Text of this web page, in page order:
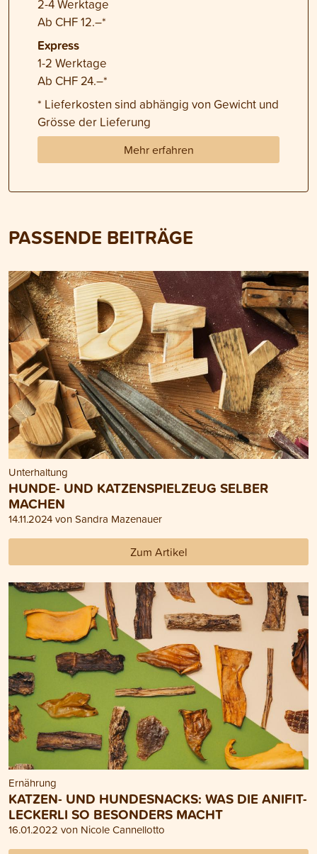
2-4 Werktage
Ab CHF 12.–*
Express
1-2 Werktage
Ab CHF 24.–*
* Lieferkosten sind abhängig von Gewicht und
Grösse der Lieferung
Mehr erfahren
PASSENDE BEITRÄGE
Unterhaltung
HUNDE- UND KATZENSPIELZEUG SELBER
MACHEN
14.11.2024 von Sandra Mazenauer
Zum Artikel
Ernährung
KATZEN- UND HUNDESNACKS: WAS DIE ANIFIT-
LECKERLI SO BESONDERS MACHT
16.01.2022 von Nicole Cannellotto